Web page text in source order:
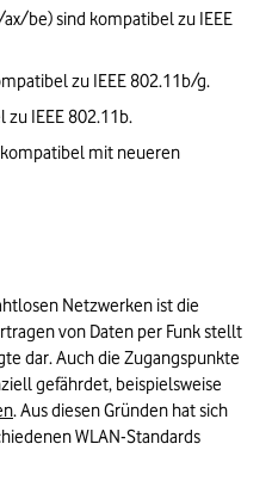
be) sind kompatibel zu IEEE
zu IEEE 802.11b/g.
zu IEEE 802.11b.
mit neueren
Netzwerken ist die
von Daten per Funk stellt
dar. Auch die Zugangspunkte
gefährdet, beispielsweise
. Aus diesen Gründen hat sich
WLAN-Standards